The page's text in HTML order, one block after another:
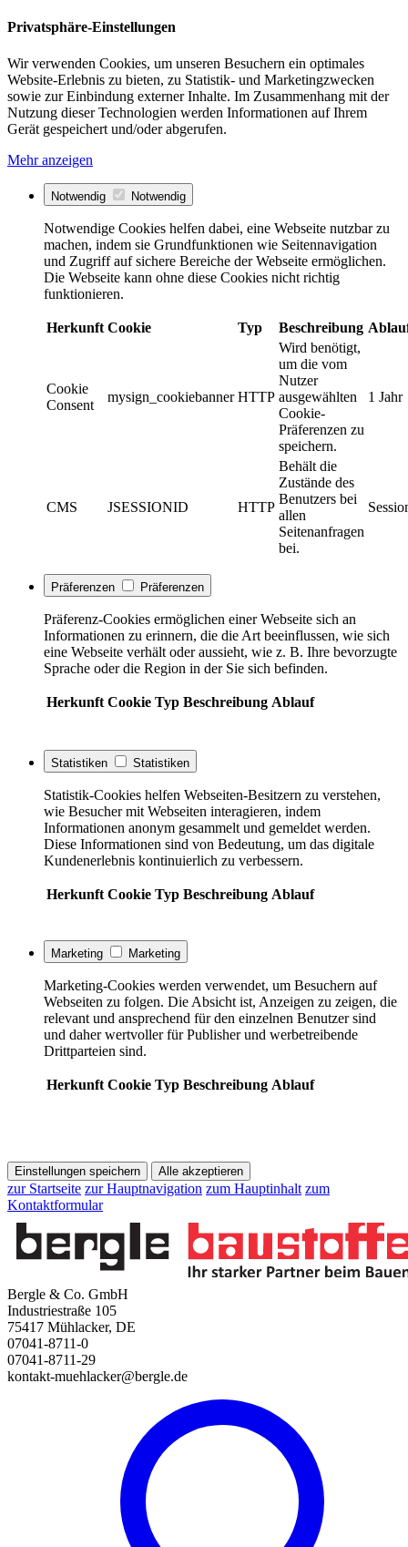
Privatsphäre-Einstellungen
Wir verwenden Cookies, um unseren Besuchern ein optimales
Website-Erlebnis zu bieten, zu Statistik- und Marketingzwecken
sowie zur Einbindung externer Inhalte. Im Zusammenhang mit der
Nutzung dieser Technologien werden Informationen auf Ihrem
Gerät gespeichert und/oder abgerufen.
Mehr anzeigen
Notwendig Notwendig
Notwendige Cookies helfen dabei, eine Webseite nutzbar zu
machen, indem sie Grundfunktionen wie Seitennavigation
und Zugriff auf sichere Bereiche der Webseite ermöglichen.
Die Webseite kann ohne diese Cookies nicht richtig
funktionieren.
Herkunft Cookie Typ Beschreibung
Cookie
Consent
mysign_cookiebanner HTTP
Wird benötigt,
um die vom
Nutzer
ausgewählten
Cookie-
Präferenzen zu
speichern.
1 Jahr
CMS JSESSIONID HTTP
Behält die
Zustände des
Benutzers bei
allen
Seitenanfragen
bei.
Präferenzen Präferenzen
Präferenz-Cookies ermöglichen einer Webseite sich an
Informationen zu erinnern, die die Art beeinflussen, wie sich
eine Webseite verhält oder aussieht, wie z. B. Ihre bevorzugte
Sprache oder die Region in der Sie sich befinden.
Herkunft Cookie Typ Beschreibung Ablauf
Statistiken Statistiken
Statistik-Cookies helfen Webseiten-Besitzern zu verstehen,
wie Besucher mit Webseiten interagieren, indem
Informationen anonym gesammelt und gemeldet werden.
Diese Informationen sind von Bedeutung, um das digitale
Kundenerlebnis kontinuierlich zu verbessern.
Herkunft Cookie Typ Beschreibung Ablauf
Marketing Marketing
Marketing-Cookies werden verwendet, um Besuchern auf
Webseiten zu folgen. Die Absicht ist, Anzeigen zu zeigen, die
relevant und ansprechend für den einzelnen Benutzer sind
und daher wertvoller für Publisher und werbetreibende
Drittparteien sind.
Herkunft Cookie Typ Beschreibung Ablauf
Einstellungen speichern Alle akzeptieren
zur Startseite zur Hauptnavigation zum Hauptinhalt zum
Kontaktformular
Bergle & Co. GmbH
Industriestraße 105
75417 Mühlacker, DE
07041-8711-0
07041-8711-29
kontakt-muehlacker@bergle.de